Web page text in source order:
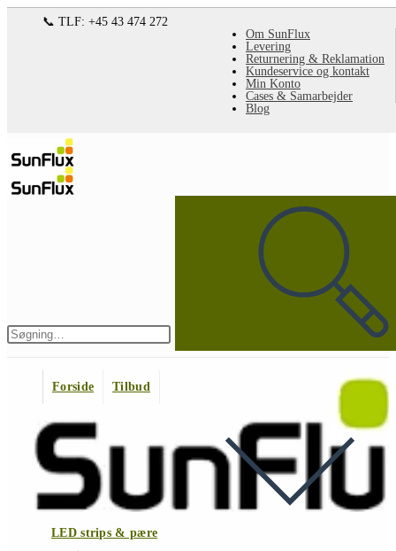
Om SunFlux
Levering
Returnering & Reklamation
Kundeservice og kontakt
Min Konto
Cases & Samarbejder
Blog
📞 TLF: +45 43 474 272
Forside
Tilbud
LED strips & pære